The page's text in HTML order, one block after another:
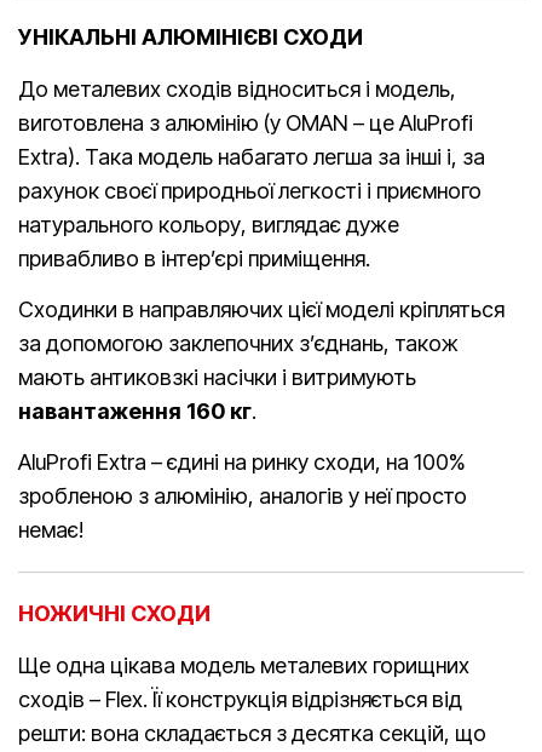
УНІКАЛЬНІ АЛЮМІНІЄВІ СХОДИ
До металевих сходів відноситься і модель,
виготовлена з алюмінію (у OMAN – це AluProfi
Extra). Така модель набагато легша за інші і, за
рахунок своєї природньої легкості і приємного
натурального кольору, виглядає дуже
привабливо в інтер’єрі приміщення.
Сходинки в направляючих цієї моделі кріпляться
за допомогою заклепочних з’єднань, також
мають антиковзкі насічки і витримують
навантаження 160 кг.
AluProfi Extra – єдині на ринку сходи, на 100%
зробленою з алюмінію, аналогів у неї просто
немає!
НОЖИЧНІ СХОДИ
Ще одна цікава модель металевих горищних
сходів – Flex. Її конструкція відрізняється від
решти: вона складається з десятка секцій, що